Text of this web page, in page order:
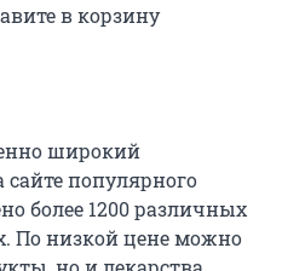
в корзину
широкий
сайте популярного
более 1200 различных
По низкой цене можно